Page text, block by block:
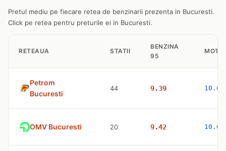
Pretul mediu pe fiecare retea de benzinarii prezenta in Bucuresti.
Click pe retea pentru preturile ei in Bucuresti.
RETEAUA STATII
BENZINA
95
Petrom
Bucuresti
44 9.39 10.61
OMV Bucuresti 20 9.42 10.63